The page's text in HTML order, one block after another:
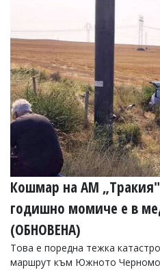
Кошмар на АМ „Тракия"
годишно момиче е в
(ОБНОВЕНА)
Това е поредна тежка
маршрут към Южното